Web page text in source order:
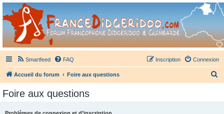
France Didgeridoo
Didgeridoo et Guimbarde sur France Didgeridoo - retrouvez la communauté.
Smartfeed FAQ Connexion
Inscription
Accueil du forum Foire aux questions
Foire aux questions